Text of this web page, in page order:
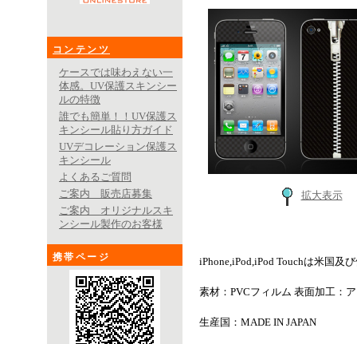
コンテンツ
ケースでは味わえない一
体感。UV保護スキンシー
ルの特徴
誰でも簡単！！UV保護ス
キンシール貼り方ガイド
UVデコレーション保護ス
キンシール
よくあるご質問
ご案内 販売店募集
ご案内 オリジナルスキ
ンシール製作のお客様
携帯ページ
拡大表示
iPhone,iPod,iPod Touchは米国及
素材：PVCフィルム 表面加工：
生産国：MADE IN JAPAN